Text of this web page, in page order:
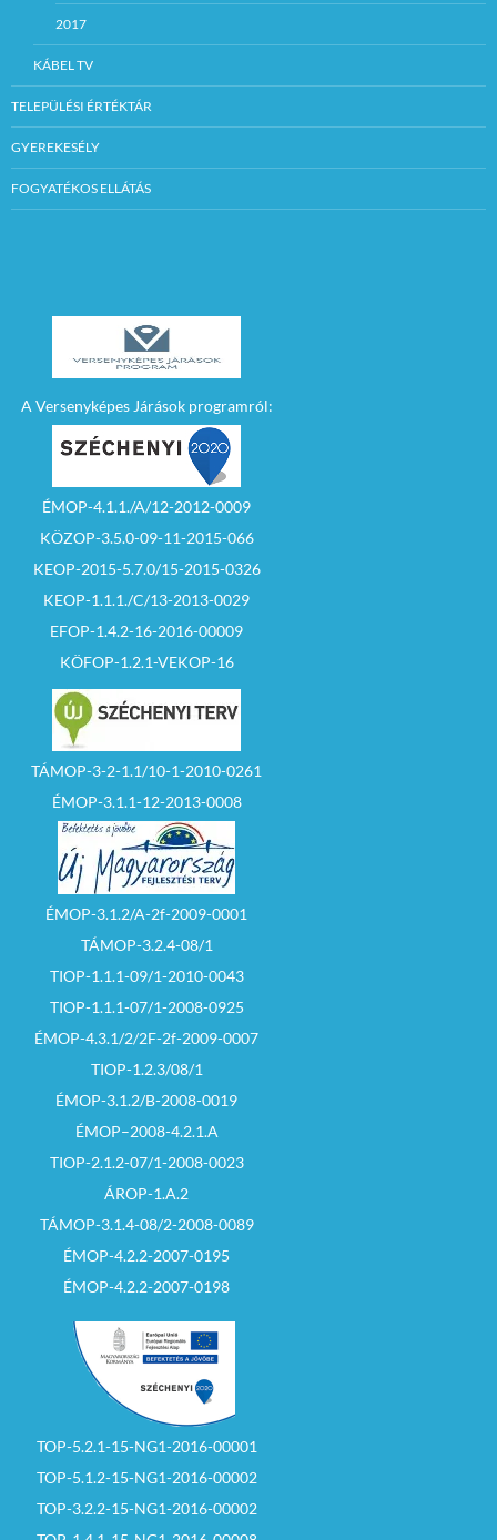
2017
KÁBEL TV
TELEPÜLÉSI ÉRTÉKTÁR
GYEREKESÉLY
FOGYATÉKOS ELLÁTÁS
A Versenyképes Járások programról:
ÉMOP-4.1.1./A/12-2012-0009
KÖZOP-3.5.0-09-11-2015-066
KEOP-2015-5.7.0/15-2015-0326
KEOP-1.1.1./C/13-2013-0029
EFOP-1.4.2-16-2016-00009
KÖFOP-1.2.1-VEKOP-16
TÁMOP-3-2-1.1/10-1-2010-0261
ÉMOP-3.1.1-12-2013-0008
ÉMOP-3.1.2/A-2f-2009-0001
TÁMOP-3.2.4-08/1
TIOP-1.1.1-09/1-2010-0043
TIOP-1.1.1-07/1-2008-0925
ÉMOP-4.3.1/2/2F-2f-2009-0007
TIOP-1.2.3/08/1
ÉMOP-3.1.2/B-2008-0019
ÉMOP–2008-4.2.1.A
TIOP-2.1.2-07/1-2008-0023
ÁROP-1.A.2
TÁMOP-3.1.4-08/2-2008-0089
ÉMOP-4.2.2-2007-0195
ÉMOP-4.2.2-2007-0198
TOP-5.2.1-15-NG1-2016-00001
TOP-5.1.2-15-NG1-2016-00002
TOP-3.2.2-15-NG1-2016-00002